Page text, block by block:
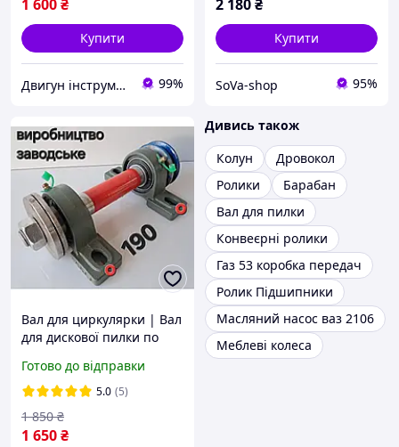
1 600₴
Купити
Двигун інструмент 99%
2 180₴
Купити
SoVa-shop 95%
Вал для циркулярки | Вал
для дискової пилки по
верстатів і точила L-190+
Готово до відправки
5.0 (5)
1 650₴
1 850 ₴
Дивись також
Колун
Дровокол
Ролики
Барабан
Вал для пилки
Конвеєрні ролики
Газ 53 коробка передач
Ролик Підшипники
Масляний насос ваз 2106
Меблеві колеса